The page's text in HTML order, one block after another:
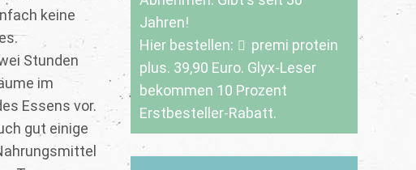
Jahren!
Hier bestellen:
premi protein
plus. 39,90 Euro. Glyx-Leser
bekommen 10 Prozent
Erstbesteller-Rabatt.
keine
Stunden
im
Essens vor.
gut einige